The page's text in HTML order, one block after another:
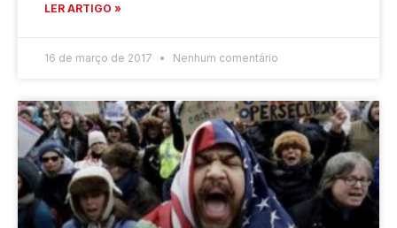
LER ARTIGO »
16 de março de 2017 Nenhum comentário